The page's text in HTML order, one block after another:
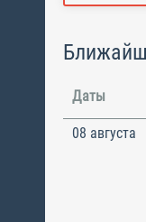
Даты
08 августа